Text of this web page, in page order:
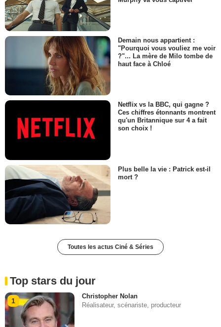
Demain nous appartient :
"Pourquoi vous vouliez me voir
?"... La mère de Milo tombe de
haut face à Chloé
Netflix vs la BBC, qui gagne ?
Ces chiffres étonnants montrent
qu'un Britannique sur 4 a fait
son choix !
Plus belle la vie : Patrick est-il
mort ?
Toutes les actus Ciné & Séries
Top stars du jour
1
Christopher Nolan
Réalisateur, scénariste, producteur